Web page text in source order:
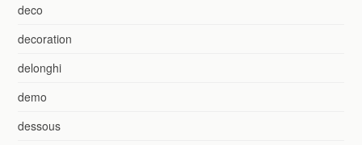
deco
decoration
delonghi
demo
dessous